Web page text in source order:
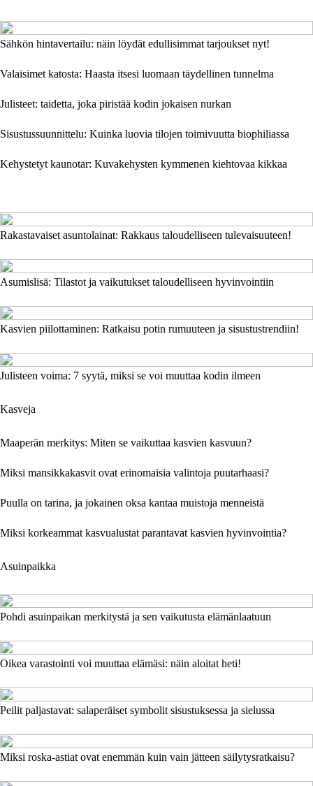
Sähkön hintavertailu: näin löydät edullisimmat tarjoukset nyt!
Valaisimet katosta: Haasta itsesi luomaan täydellinen tunnelma
Julisteet: taidetta, joka piristää kodin jokaisen nurkan
Sisustussuunnittelu: Kuinka luovia tilojen toimivuutta biophiliassa
Kehystetyt kaunotar: Kuvakehysten kymmenen kiehtovaa kikkaa
Rakastavaiset asuntolainat: Rakkaus taloudelliseen tulevaisuuteen!
Asumislisä: Tilastot ja vaikutukset taloudelliseen hyvinvointiin
Kasvien piilottaminen: Ratkaisu potin rumuuteen ja sisustustrendiin!
Julisteen voima: 7 syytä, miksi se voi muuttaa kodin ilmeen
Kasveja
Maaperän merkitys: Miten se vaikuttaa kasvien kasvuun?
Miksi mansikkakasvit ovat erinomaisia valintoja puutarhaasi?
Puulla on tarina, ja jokainen oksa kantaa muistoja menneistä
Miksi korkeammat kasvualustat parantavat kasvien hyvinvointia?
Asuinpaikka
Pohdi asuinpaikan merkitystä ja sen vaikutusta elämänlaatuun
Oikea varastointi voi muuttaa elämäsi: näin aloitat heti!
Peilit paljastavat: salaperäiset symbolit sisustuksessa ja sielussa
Miksi roska-astiat ovat enemmän kuin vain jätteen säilytysratkaisu?